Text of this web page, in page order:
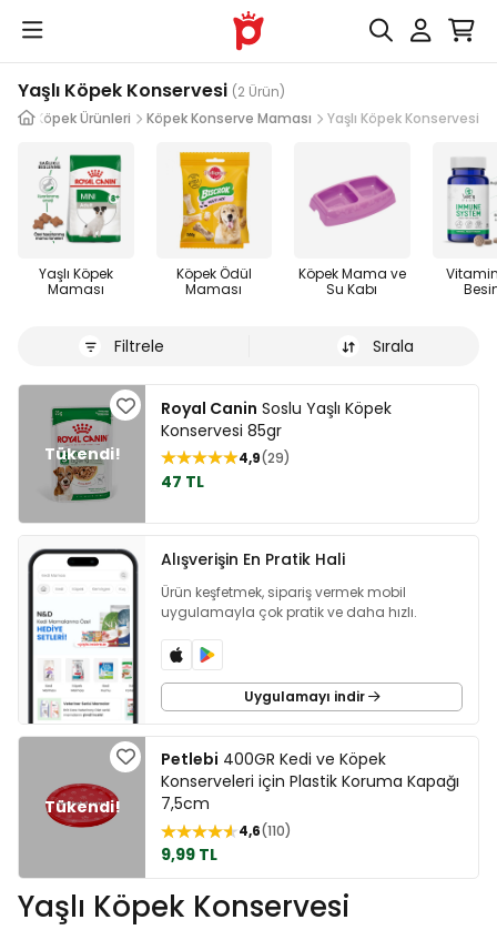
Yaşlı Köpek Konservesi (2 Ürün)
Köpek Ürünleri
Köpek Konserve Maması Yaşlı Köpek Konservesi
Yaşlı Köpek
Maması
Köpek Ödül
Maması
Köpek Mama ve
Su Kabı
Filtrele Sırala
Royal Canin Soslu Yaşlı Köpek
Konservesi 85gr
4,9 29
47 TL
Alışverişin En Pratik Hali
Ürün keşfetmek, sipariş vermek mobil
uygulamayla çok pratik ve daha hızlı.
Uygulamayı indir
Petlebi 400GR Kedi ve Köpek
Konserveleri için Plastik Koruma Kapağı
7,5cm
4,6 110
9,99 TL
Yaşlı Köpek Konservesi